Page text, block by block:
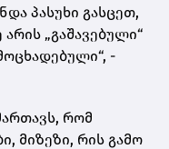
პასუხი გასცეთ,
„გაშავებული“
-
რომ
მიზეზი, რის გამო